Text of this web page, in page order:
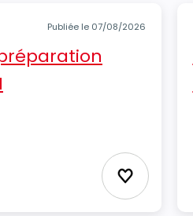
Publiée le 07/08/2026
Ajouter